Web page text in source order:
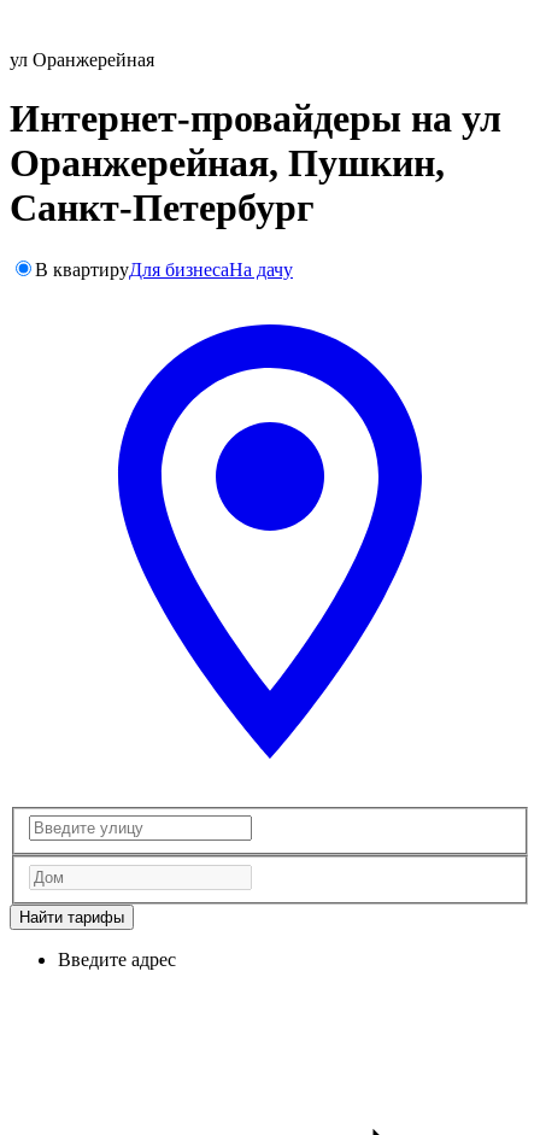
ул Оранжерейная
Интернет-провайдеры на ул
Оранжерейная, Пушкин,
Санкт-Петербург
В квартируДля бизнесаНа дачу
Найти тарифы
Введите адрес